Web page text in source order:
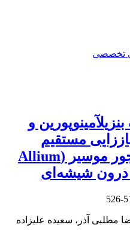
تخصصی
و
مستقیم
ریزنمونه‌های چهار بوم‌جور موسیر (Allium
مطلبی آذر، سعیده علیزاده